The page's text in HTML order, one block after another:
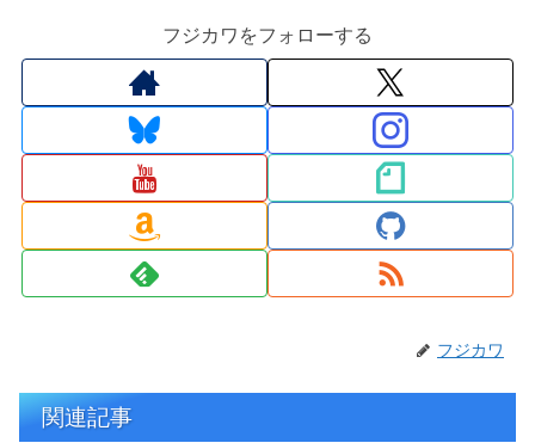
フジカワをフォローする
フジカワ
関連記事